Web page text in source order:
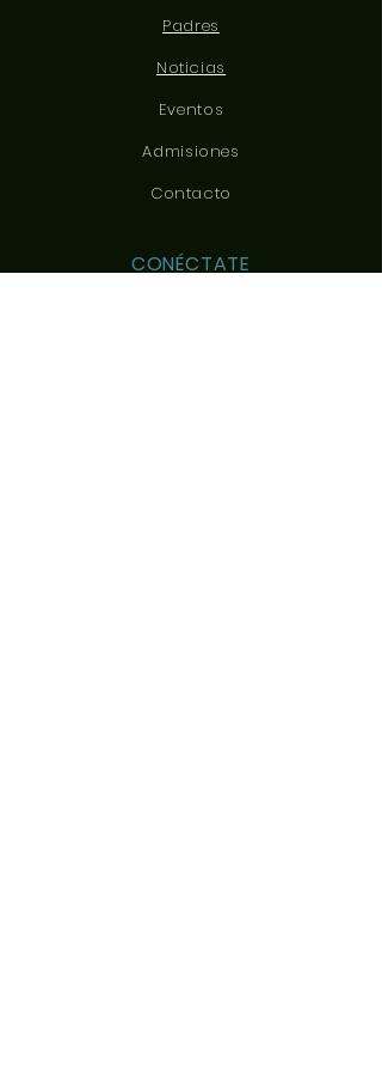
Padres
Noticias
Eventos
Admisiones
Contacto
CONÉCTATE